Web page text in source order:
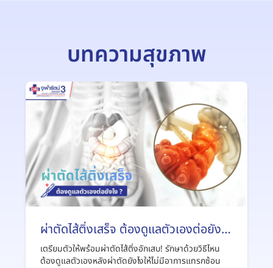
บทความสุขภาพ
ผ่าตัดไส้ติ่งเสร็จ ต้องดูแลตัวเองต่อยังไง
?
เตรียมตัวให้พร้อมผ่าตัดไส้ติ่งอักเสบ! รักษาด้วยวิธีไหน
ต้องดูแลตัวเองหลังผ่าตัดยังไงให้ไม่มีอาการแทรกซ้อน